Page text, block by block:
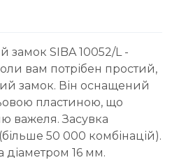
замок SIBA 10052/L -
вам потрібен простий,
замок. Він оснащений
пластиною, що
важеля. Засувка
50 000 комбінацій).
діаметром 16 мм.